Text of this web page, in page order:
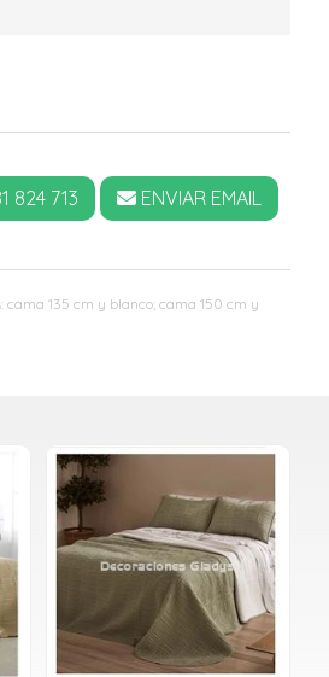
135 cm y blanco; cama 150 cm y
824 713 ENVIAR EMAIL